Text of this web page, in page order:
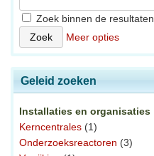
Zoek binnen de resultaten
Meer opties
Geleid zoeken
Installaties en organisaties
Kerncentrales (1)
Onderzoeksreactoren (3)